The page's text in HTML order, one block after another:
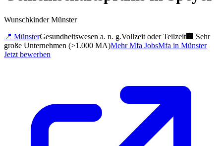
Wunschkinder Münster
📍 MünsterGesundheitswesen a. n. g.Vollzeit oder Teilzeit🏢 Sehr
große Unternehmen (>1.000 MA)MehrMfa JobsMfa in Münster
Jetzt bewerben